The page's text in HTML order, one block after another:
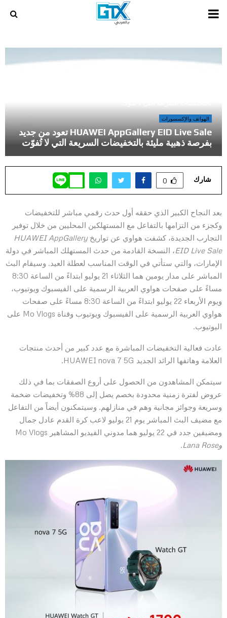
PRIMARY
الهواتف والإكسسورات
HUAWEI AppGallery EID Live Sale تعود من جديد
بفرصة ذهبية مليئة بالتخفيضات السريعة التي لا تُفوّت
شارك 0
بعد النجاح الكبير الذي حققه أول حدث رقمي مباشر للتخفيضات
وكجزء من التزامها بالتفاعل مع المستهلكين المحليين من خلال توفير
التجارب الجديدة، كشفت هواوي عن تواريخ HUAWEI AppGallery
EID Live Sale، النسخة القادمة من حدث المستهلك المباشر في دولة
الإمارات، والتي ستأتي في الوقت المناسب لعطلة العيد. وسيقام البث
المباشر على مدار يومين هما الثلاثاء 21 يوليو ابتداءً من الساعة 8:30
مساءً على صفحات هواوي العربية الرسمية على الفيسبوك ويوتيوب،
ويوم الأربعاء 22 يوليو ابتداءً من الساعة 8:30 مساءً على صفحات
هواوي العربية الرسمية على الفيسبوك ويوتيوب وقناة Mo Vlogs على
اليوتيوب.
عادت فعالية التخفيضات المباشرة مع عدد كبير من أحدث منتجات
العلامة وهاتفها الرائد الجديد HUAWEI nova 7 5G.
سيتمكن المشاهدون من الحصول على أروع الصفقات بما في ذلك
عروض لفترة زمنية محدودة بخصم يصل إلى 88% وتخفيضات ضخمة
وسريعة وجوائز مجانية وهم في منازلهم. وسيتمكنون أيضاً من التفاعل
مع مضيف البث المباشر يوم 21 يوليو لاعب كرة القدم عادل جمال
ومضيفين جدد في 22 يوليو هما مدوني الفيديو المشاهير Mo Vlogs
وLana Rose.